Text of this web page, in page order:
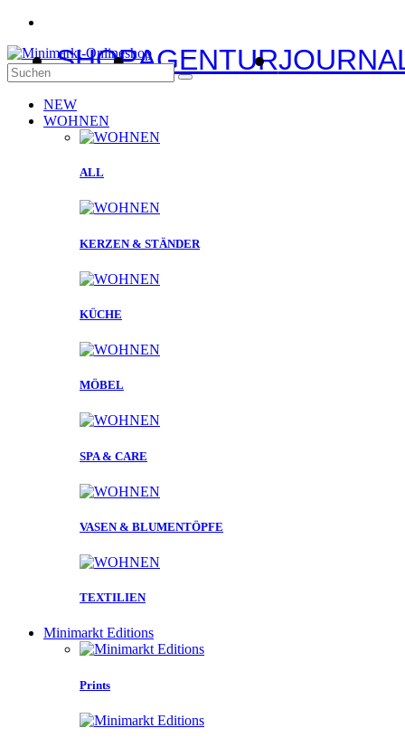
SHOPAGENTUR
NEW
WOHNEN
ALL
KERZEN & STÄNDER
KÜCHE
MÖBEL
SPA & CARE
VASEN & BLUMENTÖPFE
TEXTILIEN
Minimarkt Editions
Prints